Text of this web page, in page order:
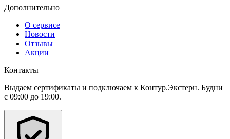
Дополнительно
О сервисе
Новости
Отзывы
Акции
Контакты
Выдаем сертификаты и подключаем к Контур.Экстерн. Будни
с 09:00 до 19:00.